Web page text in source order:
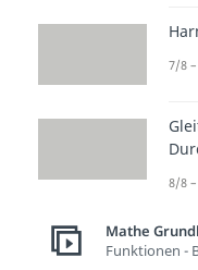
7/8
8/8
Mathe
Funktionen -